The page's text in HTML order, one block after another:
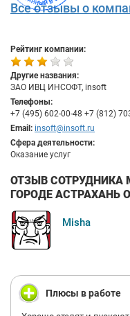
Все отзывы о
Рейтинг компании:
Другие названия:
ЗАО ИВЦ ИНСОФТ, insoft
Телефоны:
+7 (495) 602-00-48 +7 (812)
Email: insoft@insoft.ru
Сфера деятельности:
Оказание услуг
ОТЗЫВ СОТРУДНИКА
ГОРОДЕ АСТРАХАНЬ
Misha
Плюсы в работе